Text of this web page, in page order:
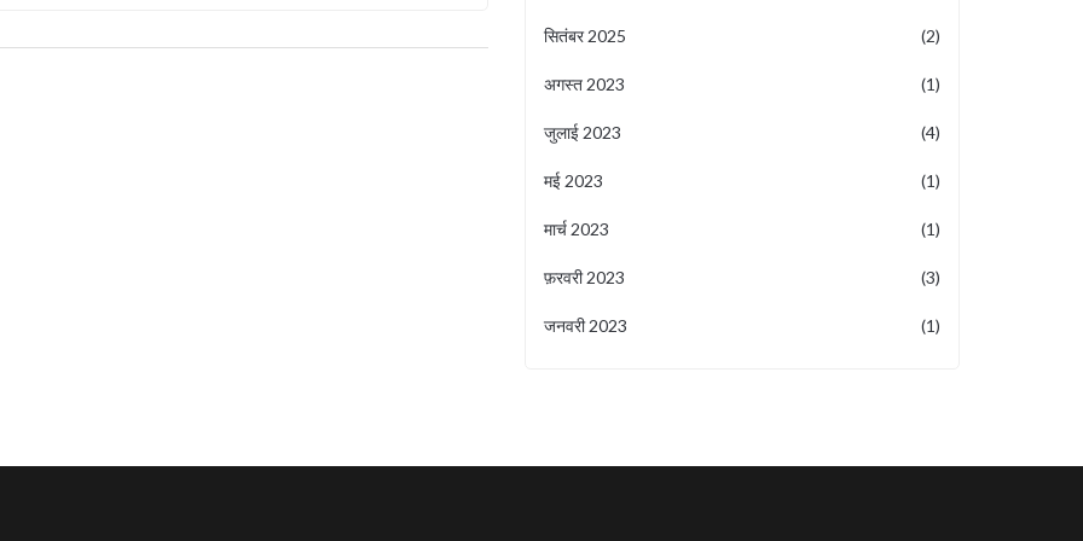
सितंबर 2025 (2)
अगस्त 2023 (1)
जुलाई 2023 (4)
मई 2023 (1)
मार्च 2023 (1)
फ़रवरी 2023 (3)
जनवरी 2023 (1)